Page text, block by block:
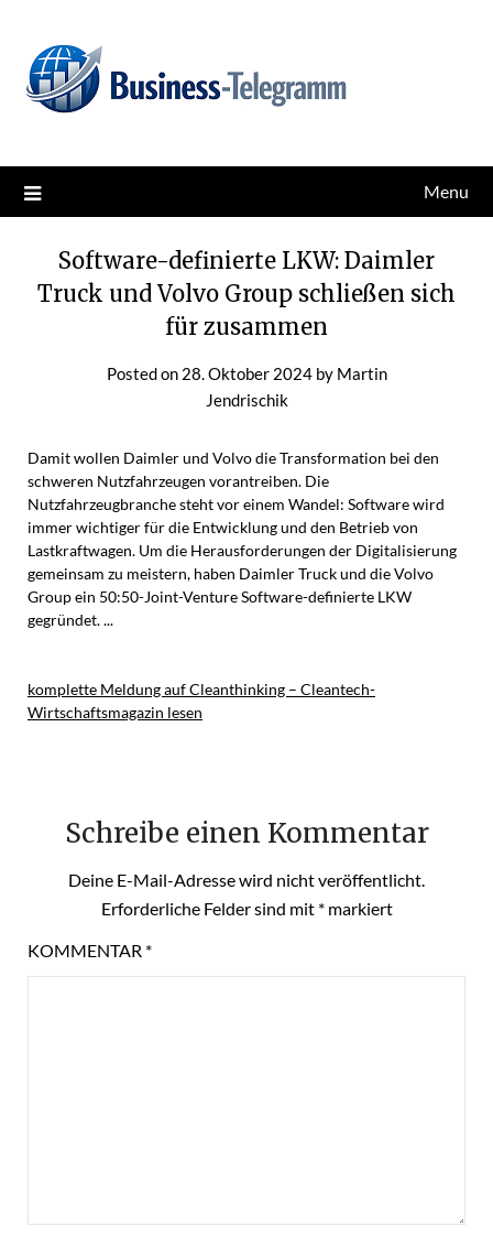
content
Business-Telegramm
Menu
Software-definierte LKW: Daimler
Truck und Volvo Group schließen sich
für zusammen
Posted on 28. Oktober 2024by Martin
Jendrischik
Damit wollen Daimler und Volvo die Transformation bei den
schweren Nutzfahrzeugen vorantreiben. Die
Nutzfahrzeugbranche steht vor einem Wandel: Software wird
immer wichtiger für die Entwicklung und den Betrieb von
Lastkraftwagen. Um die Herausforderungen der Digitalisierung
gemeinsam zu meistern, haben Daimler Truck und die Volvo
Group ein 50:50-Joint-Venture Software-definierte LKW
gegründet. ...
komplette Meldung auf Cleanthinking – Cleantech-
Wirtschaftsmagazin lesen
Schreibe einen Kommentar
Deine E-Mail-Adresse wird nicht veröffentlicht.
Erforderliche Felder sind mit *markiert
KOMMENTAR *